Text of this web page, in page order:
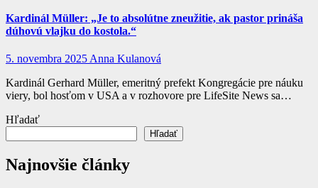
Kardinál Müller: „Je to absolútne zneužitie, ak pastor prináša
dúhovú vlajku do kostola.“
5. novembra 2025Anna Kulanová
Kardinál Gerhard Müller, emeritný prefekt Kongregácie pre náuku
viery, bol hosťom v USA a v rozhovore pre LifeSite News sa…
Hľadať
Hľadať
Najnovšie články